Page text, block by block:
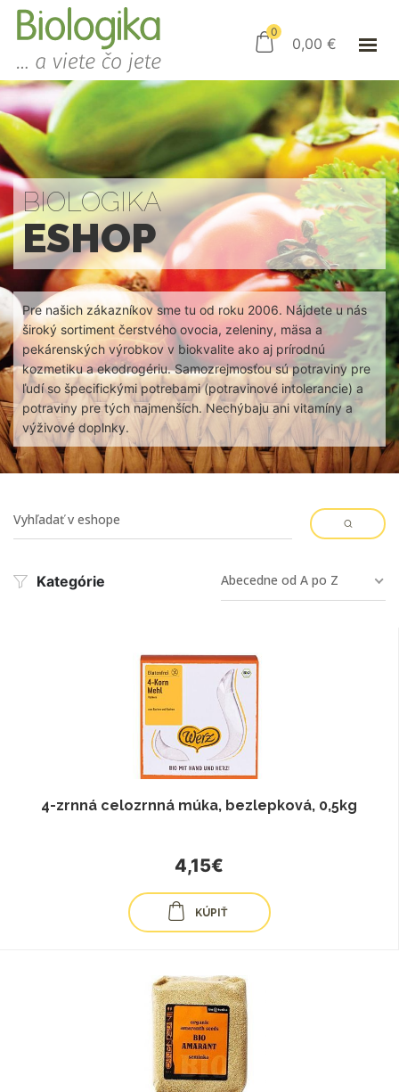
ESHOP
AKO NAKUPOVAŤ
KAMENNÝ OBCHOD
KONTAKT
0
0,00 €
PRIHLÁSENIE
BIOLOGIKA
ESHOP
Pre našich zákazníkov sme tu od roku 2006. Nájdete u nás
široký sortiment čerstvého ovocia, zeleniny, mäsa a
pekárenských výrobkov v biokvalite ako aj prírodnú
kozmetiku a ekodrogériu. Samozrejmosťou sú potraviny pre
ľudí so špecifickými potrebami (potravinové intolerancie) a
potraviny pre tých najmenších. Nechýbaju ani vitamíny a
výživové doplnky.
Kategórie Abecedne od A po Z
4-zrnná celozrnná múka, bezlepková, 0,5kg
4,15€
KÚPIŤ